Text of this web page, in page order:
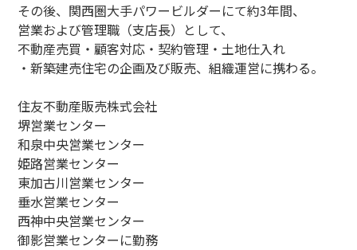
その後、関西圏大手パワービルダーにて約3年間、
営業および管理職（支店長）として、
不動産売買・顧客対応・契約管理・土地仕入れ
・新築建売住宅の企画及び販売、組織運営に携わる。
住友不動産販売株式会社
堺営業センター
和泉中央営業センター
姫路営業センター
東加古川営業センター
垂水営業センター
西神中央営業センター
御影営業センターに勤務